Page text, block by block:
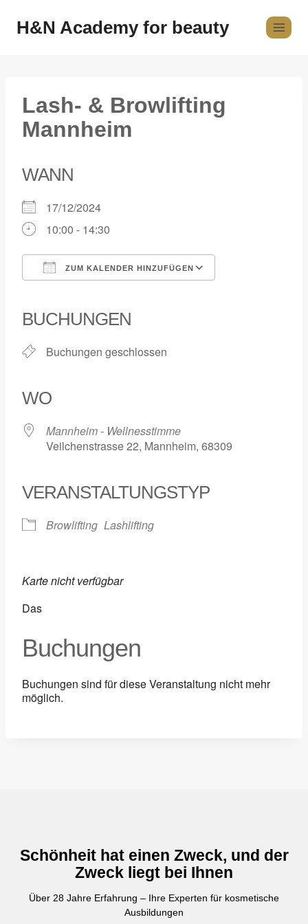
H&N Academy for beauty
Lash- & Browlifting
Mannheim
WANN
17/12/2024
10:00 - 14:30
ZUM KALENDER HINZUFÜGEN
BUCHUNGEN
Buchungen geschlossen
WO
Mannheim - Wellnesstimme
Veilchenstrasse 22, Mannheim, 68309
VERANSTALTUNGSTYP
Browlifting Lashlifting
Karte nicht verfügbar
Das
Buchungen
Buchungen sind für diese Veranstaltung nicht mehr
möglich.
Schönheit hat einen Zweck, und der
Zweck liegt bei Ihnen
Über 28 Jahre Erfahrung – Ihre Experten für kosmetische
Ausbildungen